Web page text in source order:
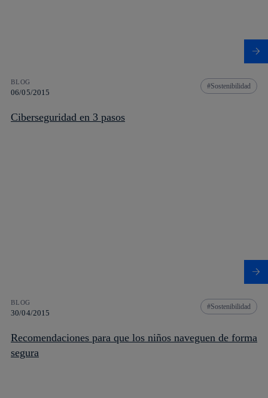
BLOG
06/05/2015
Sostenibilidad
Ciberseguridad en 3 pasos
BLOG
30/04/2015
Sostenibilidad
Recomendaciones para que los niños naveguen de forma
segura